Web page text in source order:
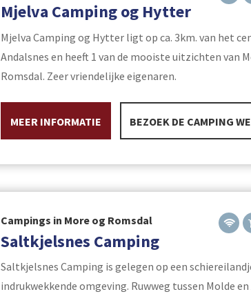
Mjelva Camping og Hytter
Mjelva Camping og Hytter ligt op ca. 3km. van het
Andalsnes en heeft 1 van de mooiste uitzichten van
Romsdal. Zeer vriendelijke eigenaren.
MEER INFORMATIE BEZOEK DE CAMPING
Campings in More og Romsdal
Saltkjelsnes Camping
Saltkjelsnes Camping is gelegen op een
indrukwekkende omgeving. Ruwweg tussen Molde en